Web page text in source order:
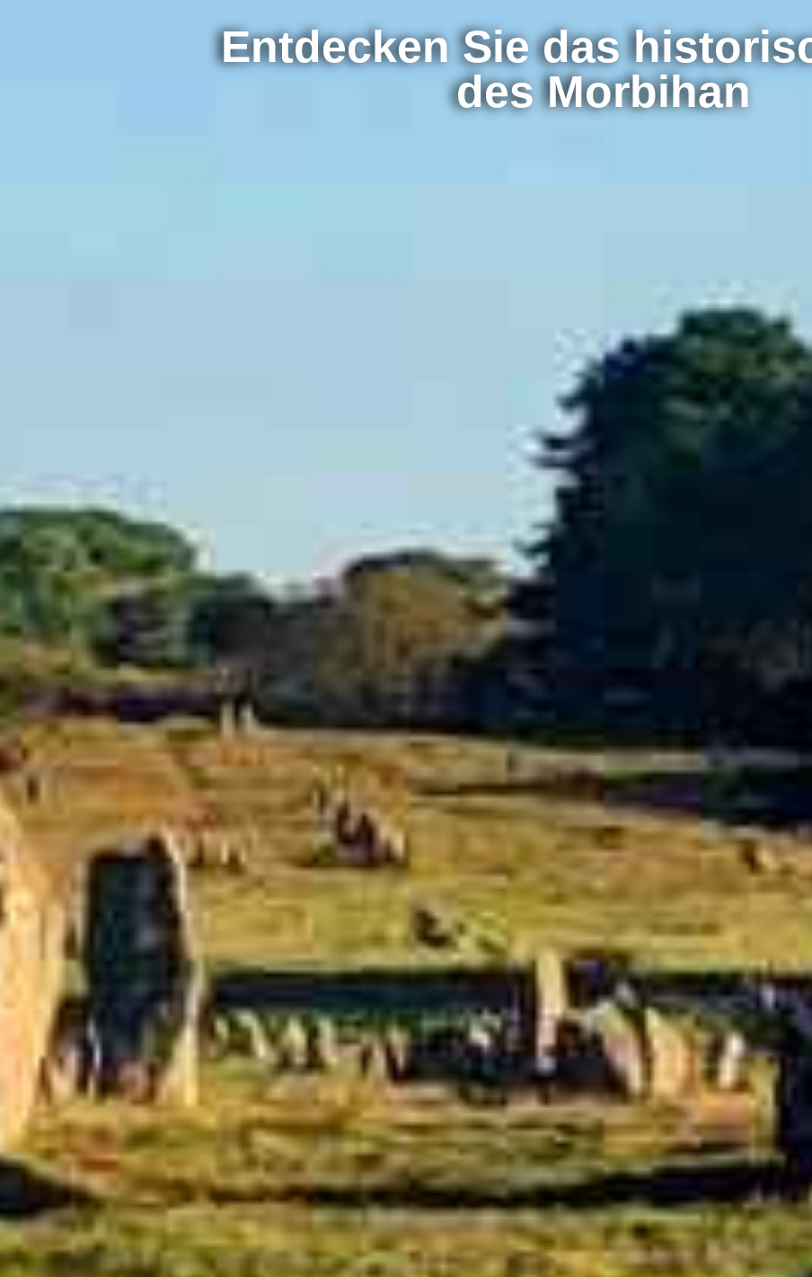
Entdecken Sie das
des Morbihan